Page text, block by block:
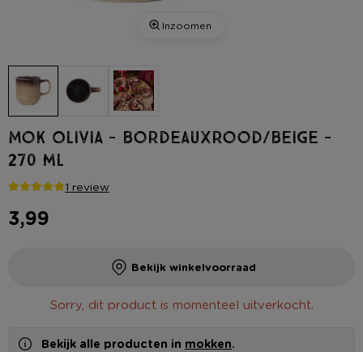
Inzoomen
Mok Olivia - bordeauxrood/beige -
270 ml
1 review
3,99
Bekijk winkelvoorraad
Sorry, dit product is momenteel uitverkocht.
Bekijk alle producten in mokken.